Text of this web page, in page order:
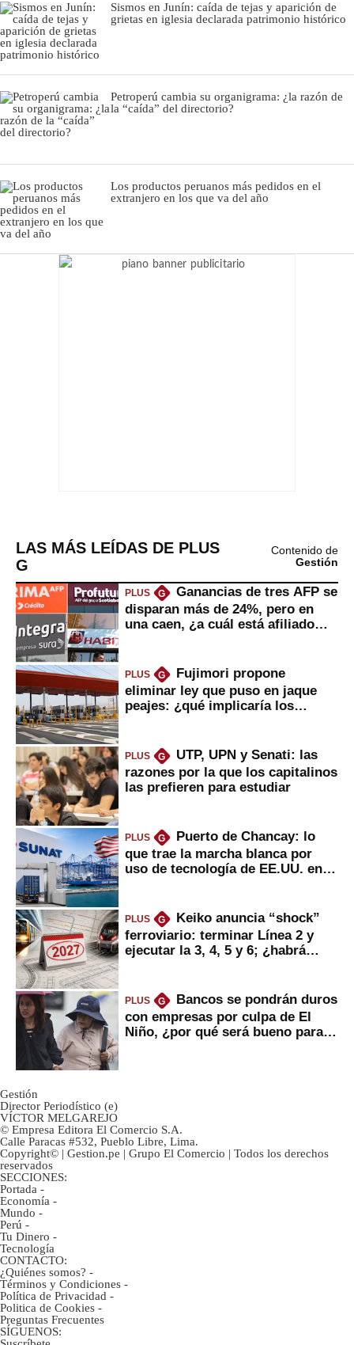
Sismos en Junín: caída de tejas y aparición de
grietas en iglesia declarada patrimonio histórico
Petroperú cambia su organigrama: ¿la razón de
la “caída” del directorio?
Los productos peruanos más pedidos en el
extranjero en los que va del año
LAS MÁS LEÍDAS DE PLUS
G
Contenido de
Gestión
PLUS G
Ganancias de tres AFP se
disparan más de 24%, pero en
una caen, ¿a cuál está afiliado
PLUS G
Fujimori propone
eliminar ley que puso en jaque
peajes: ¿qué implicaría los
PLUS G
UTP, UPN y Senati: las
razones por la que los capitalinos
las prefieren para estudiar
PLUS G
Puerto de Chancay: lo
que trae la marcha blanca por
uso de tecnología de EE.UU. en
PLUS G
Keiko anuncia “shock”
ferroviario: terminar Línea 2 y
ejecutar la 3, 4, 5 y 6; ¿habrá
PLUS G
Bancos se pondrán duros
con empresas por culpa de El
Niño, ¿por qué será bueno para
Gestión
Director Periodístico (e)
VÍCTOR MELGAREJO
© Empresa Editora El Comercio S.A.
Calle Paracas #532, Pueblo Libre, Lima.
Copyright© | Gestion.pe | Grupo El Comercio | Todos los derechos
reservados
SECCIONES:
Portada -
Economía -
Mundo -
Perú -
Tu Dinero -
Tecnología
CONTACTO:
¿Quiénes somos? -
Términos y Condiciones -
Política de Privacidad -
Politica de Cookies -
Preguntas Frecuentes
SÍGUENOS: